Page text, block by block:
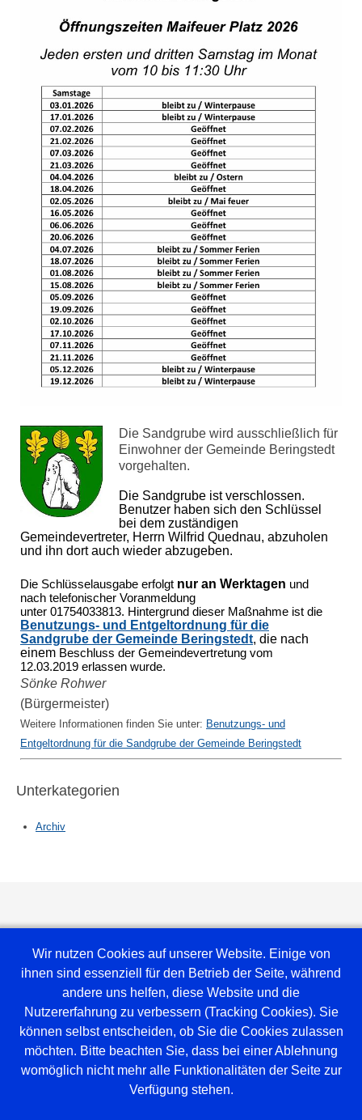
Die Sandgrube wird ausschließlich für
Einwohner der Gemeinde Beringstedt
vorgehalten.
Die Sandgrube ist verschlossen.
Benutzer haben sich den Schlüssel
bei dem zuständigen
Gemeindevertreter, Herrn Wilfrid Quednau, abzuholen
und ihn dort auch wieder abzugeben.
Die Schlüsselausgabe erfolgt nur an Werktagen und
nach telefonischer Voranmeldung
unter 01754033813. Hintergrund dieser Maßnahme ist die
Benutzungs- und Entgeltordnung für die
Sandgrube der Gemeinde Beringstedt, die nach
einem Beschluss der Gemeindevertretung vom
12.03.2019 erlassen wurde.
Sönke Rohwer
(Bürgermeister)
Weitere Informationen finden Sie unter: Benutzungs- und
Entgeltordnung für die Sandgrube der Gemeinde Beringstedt
Unterkategorien
Archiv
Weblinks
Wir nutzen Cookies auf unserer Website. Einige von
ihnen sind essenziell für den Betrieb der Seite, während
andere uns helfen, diese Website und die
Nutzererfahrung zu verbessern (Tracking Cookies). Sie
können selbst entscheiden, ob Sie die Cookies zulassen
möchten. Bitte beachten Sie, dass bei einer Ablehnung
womöglich nicht mehr alle Funktionalitäten der Seite zur
Verfügung stehen.